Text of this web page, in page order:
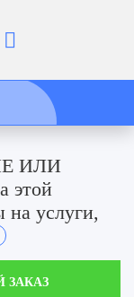
ИЛИ
на услуги,
ЗАКАЗ